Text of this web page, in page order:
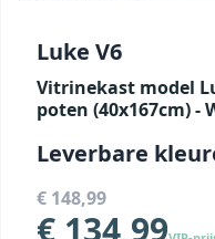
Luke V6
Vitrinekast model
poten (40x167cm) -
Leverbare
€ 148,99
€ 134,99